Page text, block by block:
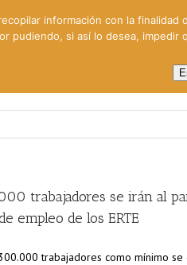
trabajadores se irán al
empleo de los ERTE
trabajadores como mínimo
información con la
pudiendo, si así lo desea,